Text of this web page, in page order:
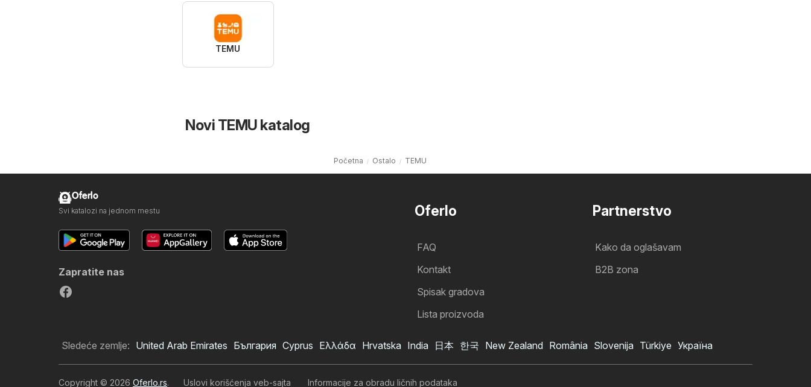
TEMU
Novi TEMU katalog
TEMU katalog
Želim da se pretplatim na katalog
Početna Ostalo TEMU
Oferlo
FAQ
Kontakt
Spisak gradova
Lista proizvoda
Partnerstvo
Kako da oglašavam
B2B zona
Oferlo
Svi katalozi na jednom mestu
Zapratite nas
Sledeće zemlje: United Arab Emirates България Cyprus Ελλάδα Hrvatska India 日本 한국 New Zealand România Slovenija Türkiye Україна
Copyright © 2026 Oferlo.rs. Uslovi korišćenja veb-sajta Informacije za obradu ličnih podataka